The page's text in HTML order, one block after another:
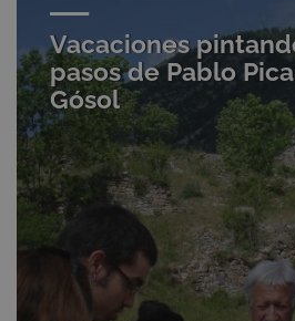
Vacaciones
pasos de Pablo
Gósol